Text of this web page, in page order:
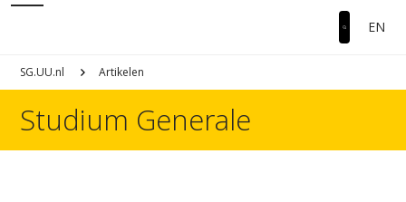
EN
SG.UU.nl Artikelen
Studium Generale